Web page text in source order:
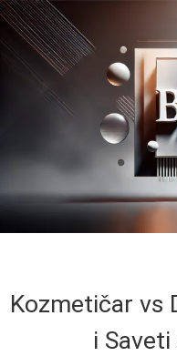
Kozmetičar vs
i